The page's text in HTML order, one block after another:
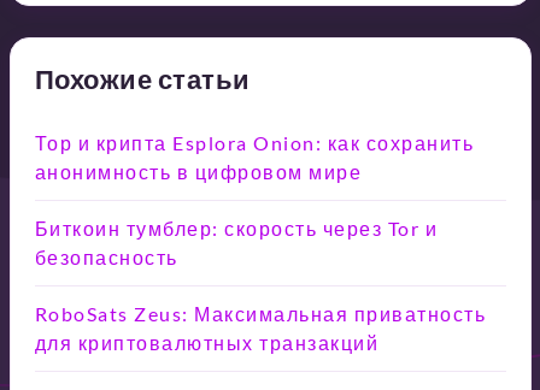
Похожие статьи
Тор и крипта Esplora Onion: как сохранить
анонимность в цифровом мире
Биткоин тумблер: скорость через Tor и
безопасность
RoboSats Zeus: Максимальная приватность
для криптовалютных транзакций